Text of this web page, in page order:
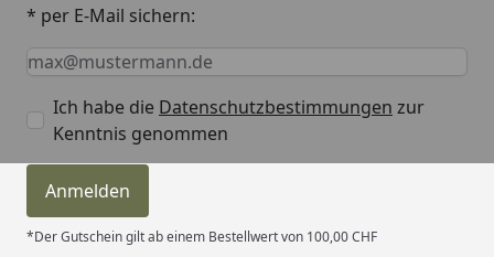
* per E-Mail sichern:
Keine Eingabe erforderlich
Eingabe erforderlich
E-Mail *
Ich habe die Datenschutzbestimmungen zur
Kenntnis genommen
Anmelden
*Der Gutschein gilt ab einem Bestellwert von 100,00 CHF